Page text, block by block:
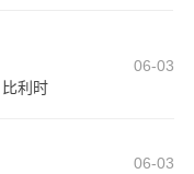
06-03
比利时
06-03